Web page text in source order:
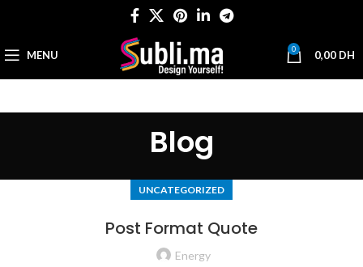
MENU 0 0,00 DH
Blog
UNCATEGORIZED
Post Format Quote
Energy